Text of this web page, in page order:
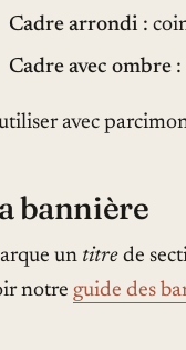
Cadre arrondi :
Cadre avec ombre:
avec
bannière
un titre de
notre guide des